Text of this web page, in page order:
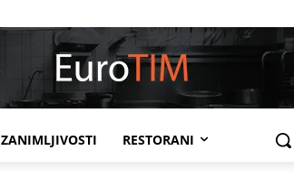
ZANIMLJIVOSTI RESTORANI